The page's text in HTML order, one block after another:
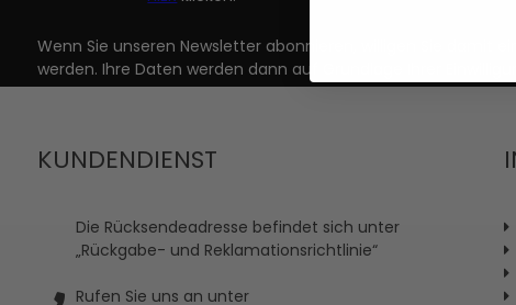
Wenn Sie unseren Newsletter abonnieren, willigen Sie damit
werden. Ihre Daten werden dann auf Grundlage Ihrer
KUNDENDIENST
Die Rücksendeadresse befindet sich unter
„Rückgabe- und Reklamationsrichtlinie“
Rufen Sie uns an unter